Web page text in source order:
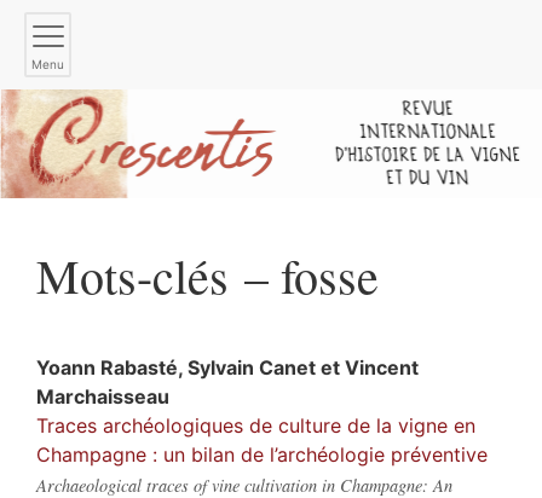
Menu
Mots-clés – fosse
Yoann Rabasté, Sylvain Canet et Vincent
Marchaisseau
Traces archéologiques de culture de la vigne en
Champagne : un bilan de l’archéologie préventive
Archaeological traces of vine cultivation in Champagne: An